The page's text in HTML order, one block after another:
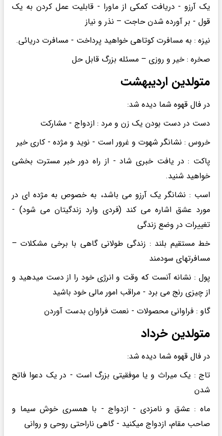
یک آرزو - دریافت کمکی از ماورا - قابلیت عمل کردن به یک
قول - بر آورده شدن حاجت – نذر و نیاز
نیزه : به مسافرت کوتاهی خواهید پرداخت - مسافرت دریائی.
صخره : خیر و روزی – مسئله بزرگ قابل حل
متولدین اردیبهشت
در فال قهوه شما دیده شد:
دست در دست بودن یک زن و مرد : ازدواج - مشارکت
خروس : نشانگر شهوت و غرور است - نوید و مژده - کاری خیر
پاکت : در یافت خبری شاد - از راه دور خبر مسترت بخشی
خواهید شنید.
اسب : نشانگر یک آرزو می باشد، به خصوص به مژده ای در
مورد عشق اشاره می کند (فردی وارد زندگیتان می شود) -
تغییرات در وضع زندگی
خط مستقیم بلند : زندگی طولانی گاهی با برخی مشکلات –
مسافرتهای سودمند
پول : نشانه آنست که وقت و انرژی خود را از دست میدهید و
از چیزی رنج می برد - مراقب امور مالی خود باشید
گاو : فراوانی محصولات - نعمت فراوان بدست آوردن
متولدین خرداد
در فال قهوه شما دیده شد:
تاج : یک میراث و یا موفقیتی بزرگ است - در یک دعوا فاتح
شدن
ماه : عشق و نامزدی - ازدواج - با همسری خوش سیما و
صاحب مقام، ازدواج میکنید - گاهی ناراحتی روحی و روانی